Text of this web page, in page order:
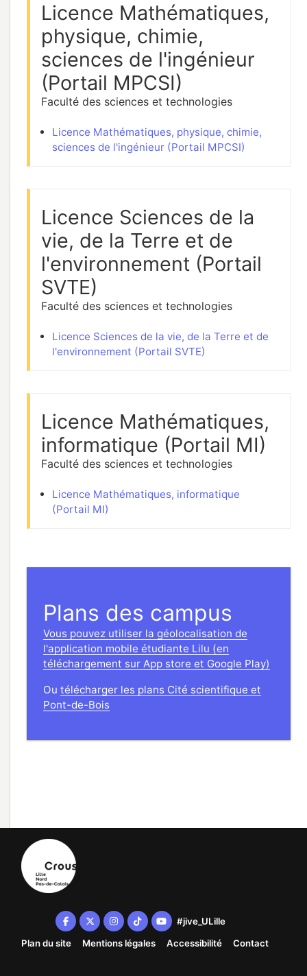
Licence Mathématiques,
physique, chimie,
sciences de l'ingénieur
(Portail MPCSI)
Faculté des sciences et technologies
Licence Mathématiques, physique, chimie,
sciences de l'ingénieur (Portail MPCSI)
Licence Sciences de la
vie, de la Terre et de
l'environnement (Portail
SVTE)
Faculté des sciences et technologies
Licence Sciences de la vie, de la Terre et de
l'environnement (Portail SVTE)
Licence Mathématiques,
informatique (Portail MI)
Faculté des sciences et technologies
Licence Mathématiques, informatique
(Portail MI)
Plans des campus
Vous pouvez utiliser la géolocalisation de
l'application mobile étudiante Lilu (en
téléchargement sur App store et Google Play)
Ou télécharger les plans Cité scientifique et
Pont-de-Bois
Facebook ( nouvelle fenêtre)
X ( nouvelle fenêtre)
Instagram ( nouvelle fenêtre)
Tiktok ( nouvelle fenêtre)
Youtube ( nouvelle fenêtre)
#jive_ULille( nouvelle fenêtre)
Plan du site Mentions légales Accessibilité Contact